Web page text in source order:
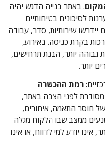
. באתר בנייה הדגש יהיה
לסיכונים בטיחותיים
שירותיות, סדר, עבודה
בקרת כניסה. באירוע,
גבוהה יותר, הבנת תרחישים,
יותר.
רמת ההכשרה
לפני הצבה באתר,
חוסר התאמה, איחורים,
ממצב שבו הלקוח מגלה
יודע למי לדווח, או אינו